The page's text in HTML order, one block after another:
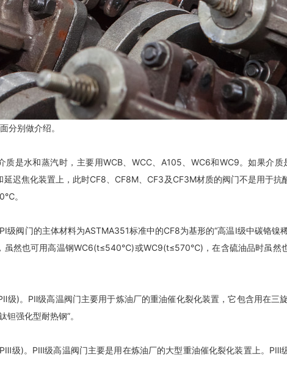
分别做介绍。
是水和蒸汽时，主要用WCB、WCC、A105、WC6和WC9。如果介质
迟焦化装置上，此时CF8、CF8M、CF3及CF3M材质的阀门不是用于
。
门的主体材料为ASTMA351标准中的CF8为基形的“高温Ⅰ级中碳铬镍
虽然也可用高温钢WC6(t≤540℃)或WC9(t≤570℃)，在含硫油品时虽然
PⅡ级高温阀门主要用于炼油厂的重油催化裂化装置，它包含用在三
钽强化型耐热钢”。
PⅢ级高温阀门主要是用在炼油厂的大型重油催化裂化装置上。PⅢ